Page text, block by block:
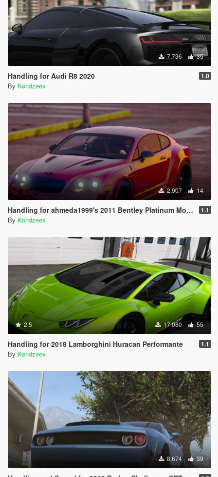
7,736 35
Handling for Audi R8 2020 1.0
By Kondzeex
2,907 14
Handling for ahmeda1999's 2011 Bentley Platinum Motorsports Continental GT 1.1
By Kondzeex
2.5 17,080 55
Handling for 2018 Lamborghini Huracan Performante 1.1
By Kondzeex
8,674 39